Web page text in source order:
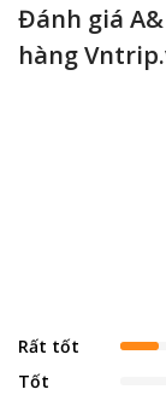
Đánh giá
hàng
Rất tốt
Tốt